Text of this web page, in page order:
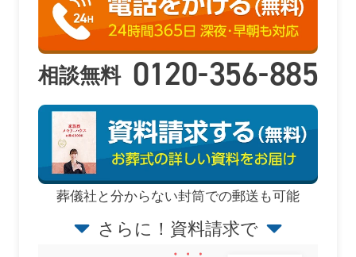
相談無料 0120-356-885
葬儀社と分からない封筒での郵送も可能
さらに！資料請求で